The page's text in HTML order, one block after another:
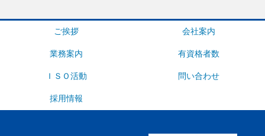
ご挨拶 会社案内
業務案内 有資格者数
ＩＳＯ活動 問い合わせ
採用情報